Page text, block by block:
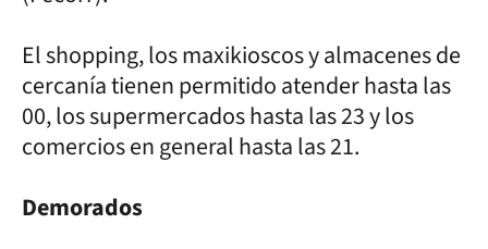
El shopping, los maxikioscos y almacenes de
cercanía tienen permitido atender hasta las
00, los supermercados hasta las 23 y los
comercios en general hasta las 21.
Demorados